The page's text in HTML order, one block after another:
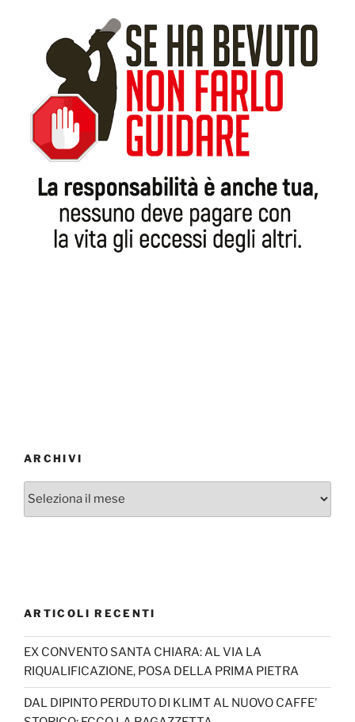
ARCHIVI
ARTICOLI RECENTI
EX CONVENTO SANTA CHIARA: AL VIA LA
RIQUALIFICAZIONE, POSA DELLA PRIMA PIETRA
DAL DIPINTO PERDUTO DI KLIMT AL NUOVO CAFFE’